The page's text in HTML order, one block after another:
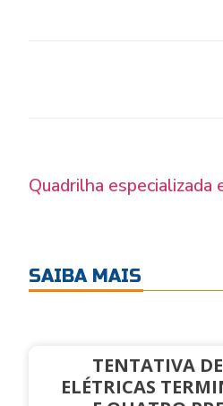
Quadrilha
SAIBA MAIS
TENTATIVA
ELÉTRICAS